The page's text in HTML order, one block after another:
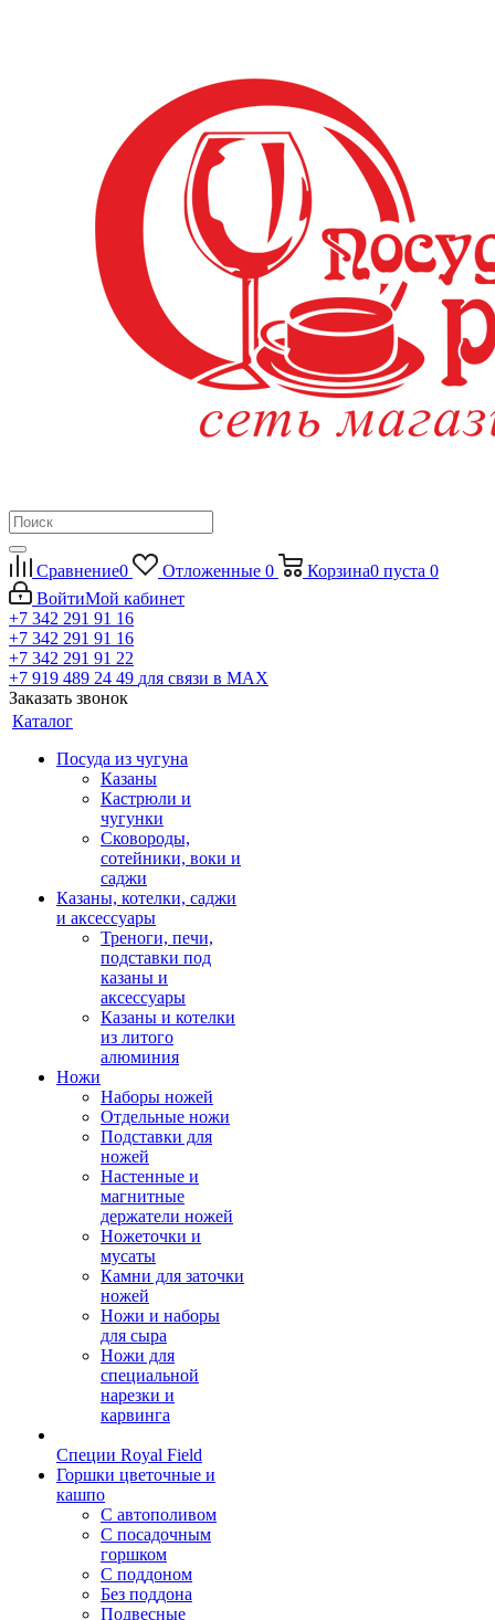
Сравнение0 Отложенные 0 Корзина0 пуста 0
ВойтиМой кабинет
+7 342 291 91 16
+7 342 291 91 16
+7 342 291 91 22
+7 919 489 24 49 для связи в МАХ
Заказать звонок
Каталог
Посуда из чугуна
Казаны
Кастрюли и
чугунки
Сковороды,
сотейники, воки и
саджи
Казаны, котелки, саджи
и аксессуары
Треноги, печи,
подставки под
казаны и
аксессуары
Казаны и котелки
из литого
алюминия
Ножи
Наборы ножей
Отдельные ножи
Подставки для
ножей
Настенные и
магнитные
держатели ножей
Ножеточки и
мусаты
Камни для заточки
ножей
Ножи и наборы
для сыра
Ножи для
специальной
нарезки и
карвинга
Специи Royal Field
Горшки цветочные и
кашпо
С автополивом
С посадочным
горшком
С поддоном
Без поддона
Подвесные